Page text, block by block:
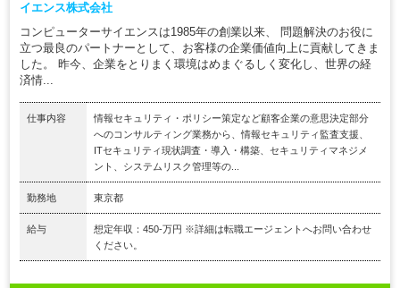
イエンス株式会社
コンピューターサイエンスは1985年の創業以来、 問題解決のお役に
立つ最良のパートナーとして、お客様の企業価値向上に貢献してきま
した。 昨今、企業をとりまく環境はめまぐるしく変化し、世界の経
済情...
仕事内容
情報セキュリティ・ポリシー策定など顧客企業の意思決定部分
へのコンサルティング業務から、情報セキュリティ監査支援、
ITセキュリティ現状調査・導入・構築、セキュリティマネジメ
ント、システムリスク管理等の...
勤務地 東京都
給与
想定年収：450-万円 ※詳細は転職エージェントへお問い合わせ
ください。